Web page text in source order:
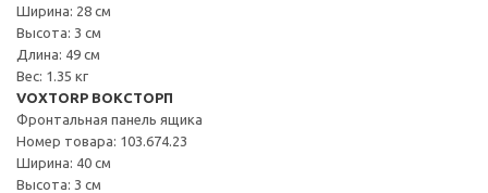
Ширина: 28 см
Высота: 3 см
Длина: 49 см
Вес: 1.35 кг
VOXTORP ВОКСТОРП
Фронтальная панель ящика
Номер товара: 103.674.23
Ширина: 40 см
Высота: 3 см